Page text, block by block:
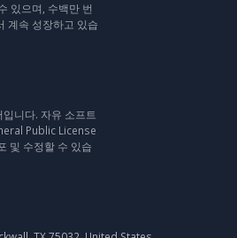
있으며, 수백만 번
계속 성장하고 있습
니다. 자유 소프트
Public License
및 수정할 수 있습